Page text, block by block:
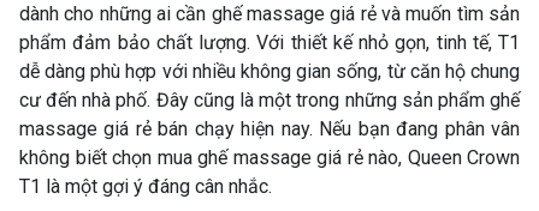
dành cho những ai cần ghế massage giá rẻ và muốn tìm sản
phẩm đảm bảo chất lượng. Với thiết kế nhỏ gọn, tinh tế, T1
dễ dàng phù hợp với nhiều không gian sống, từ căn hộ chung
cư đến nhà phố. Đây cũng là một trong những sản phẩm ghế
massage giá rẻ bán chạy hiện nay. Nếu bạn đang phân vân
không biết chọn mua ghế massage giá rẻ nào, Queen Crown
T1 là một gợi ý đáng cân nhắc.